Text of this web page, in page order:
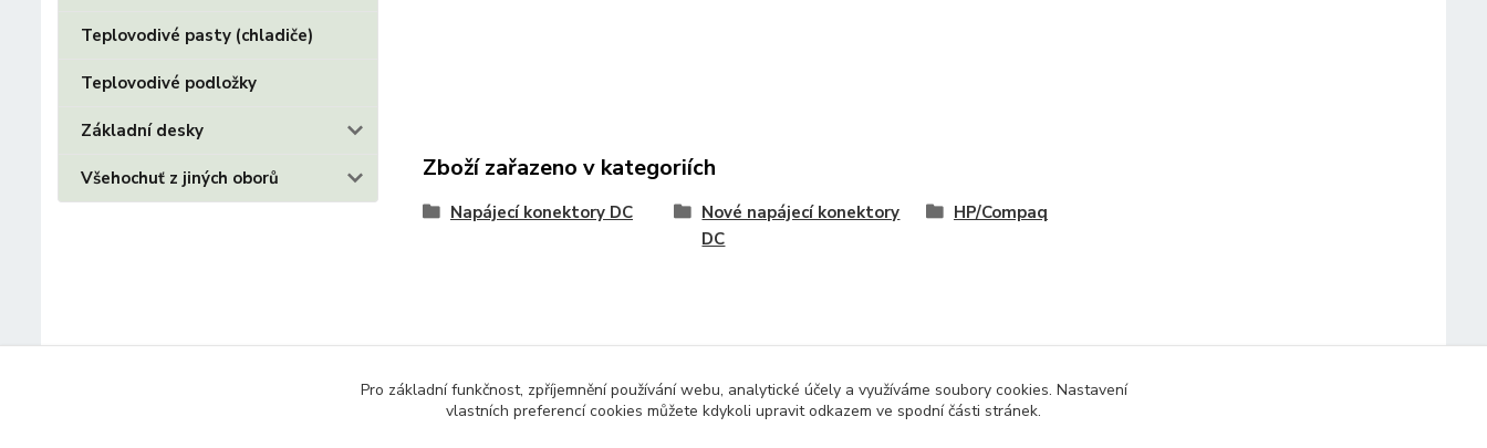
Teplovodivé pasty (chladiče)
Teplovodivé podložky
Základní desky
Všehochuť z jiných oborů Zboží zařazeno v kategoriích
Napájecí konektory DC
Nové napájecí konektory
DC
HP/Compaq
Pro základní funkčnost, zpříjemnění používání webu, analytické účely a využíváme soubory cookies. Nastavení
vlastních preferencí cookies můžete kdykoli upravit odkazem ve spodní části stránek.